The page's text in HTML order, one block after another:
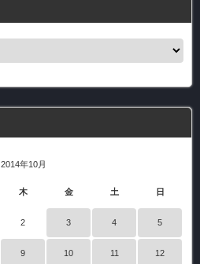
2014年10月
木 金 土 日
2 3 4 5
9 10 11 12